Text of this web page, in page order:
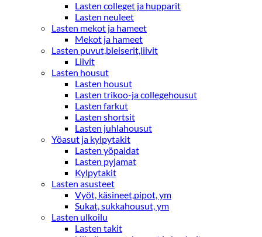
Lasten colleget ja hupparit
Lasten neuleet
Lasten mekot ja hameet
Mekot ja hameet
Lasten puvut,bleiserit,liivit
Liivit
Lasten housut
Lasten housut
Lasten trikoo-ja collegehousut
Lasten farkut
Lasten shortsit
Lasten juhlahousut
Yöasut ja kylpytakit
Lasten yöpaidat
Lasten pyjamat
Kylpytakit
Lasten asusteet
Vyöt, käsineet,pipot, ym
Sukat, sukkahousut, ym
Lasten ulkoilu
Lasten takit